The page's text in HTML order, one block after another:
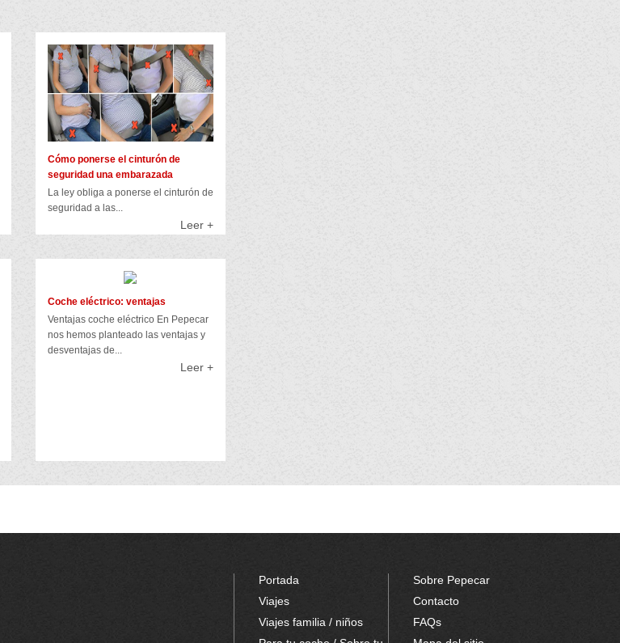
Cómo ponerse el cinturón de
seguridad una embarazada
La ley obliga a ponerse el cinturón de
seguridad a las...
Leer +
Coche eléctrico: ventajas
Ventajas coche eléctrico En Pepecar
nos hemos planteado las ventajas y
desventajas de...
Leer +
Portada
Viajes
Viajes familia / niños
Sobre Pepecar
Contacto
FAQs